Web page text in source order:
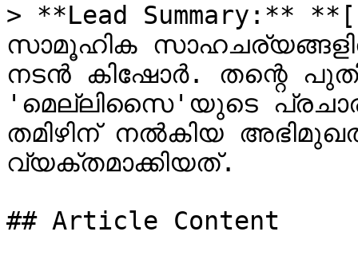
> **Lead Summary:**
സാമൂഹിക
നടൻ കിഷോർ. തന്റെ
'മെല്ലിസൈ'യുടെ
തമിഴിന് നൽകിയ
വ്യക്തമാക്കിയത്.
## Article Content